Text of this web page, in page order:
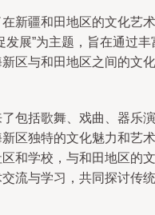
新疆和田地区的文化艺术
发展”为主题，旨在通过丰
区与和田地区之间的文化
包括歌舞、戏曲、器乐演
区独特的文化魅力和艺术
和学校，与和田地区的文
流与学习，共同探讨传统